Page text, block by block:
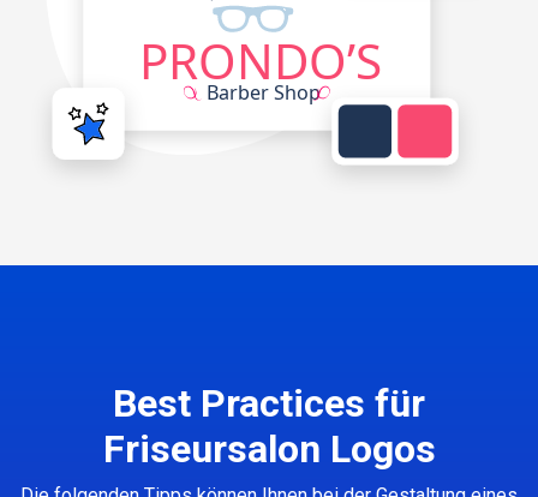
Best Practices für
Friseursalon Logos